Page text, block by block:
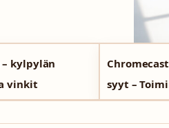
kylpylän
vinkit
syyt –